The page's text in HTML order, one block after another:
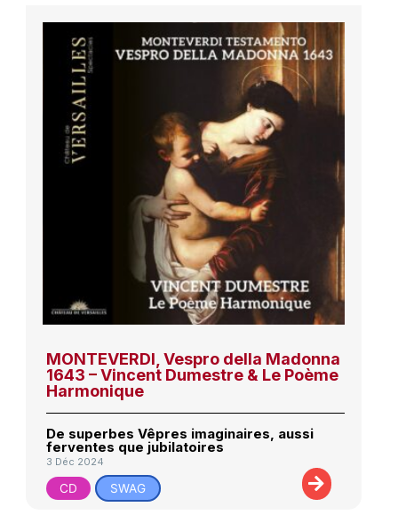
MONTEVERDI, Vespro della Madonna
1643 – Vincent Dumestre & Le Poème
Harmonique
De superbes Vêpres imaginaires, aussi
ferventes que jubilatoires
3 Déc 2024
CD SWAG